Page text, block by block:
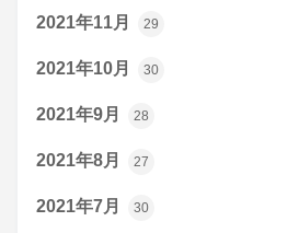
2021年11月 29
2021年10月 30
2021年9月 28
2021年8月 27
2021年7月 30